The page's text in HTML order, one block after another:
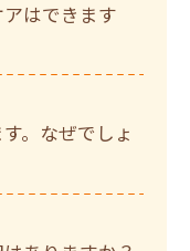
はできます
。なぜでしょ